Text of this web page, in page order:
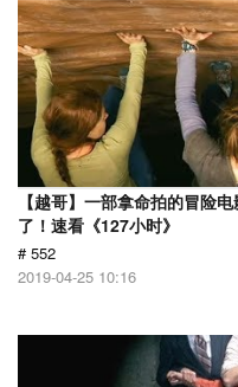
【越哥】一部拿命拍的冒险
了！速看《127小时》
# 552
2019-04-25 10:16